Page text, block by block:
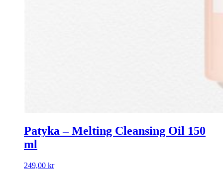
Patyka – Melting Cleansing Oil 150
ml
249,00 kr